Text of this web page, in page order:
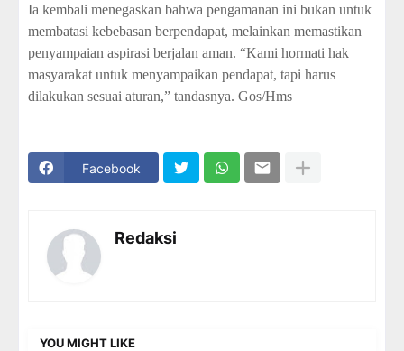
Ia kembali menegaskan bahwa pengamanan ini bukan untuk
membatasi kebebasan berpendapat, melainkan memastikan
penyampaian aspirasi berjalan aman. “Kami hormati hak
masyarakat untuk menyampaikan pendapat, tapi harus
dilakukan sesuai aturan,” tandasnya. Gos/Hms
Facebook
Redaksi
YOU MIGHT LIKE